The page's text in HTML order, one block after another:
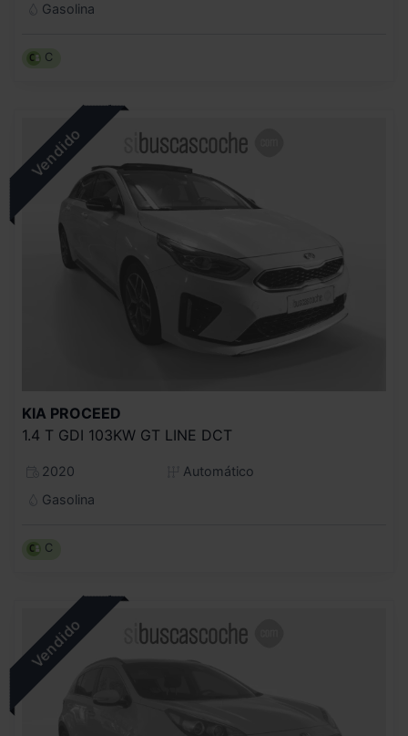
Gasolina
C
KIA PROCEED
1.4 T GDI 103KW GT LINE DCT
2020
Automático
Gasolina
C